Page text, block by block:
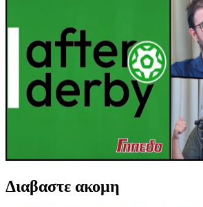
Διαβαστε ακομη